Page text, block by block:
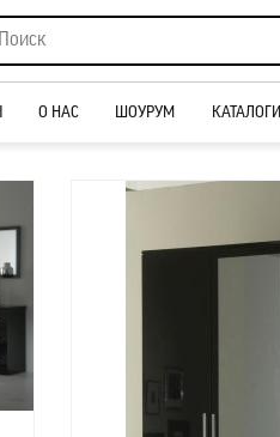
О НАС ШОУРУМ КАТАЛОГИ